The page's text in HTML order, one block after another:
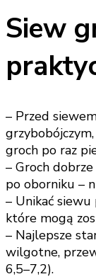
Siew
– Przed
groch po raz
– Groch
po oborniku –
– Unikać
które mogą
– Najlepsze
wilgotne,
6,5–7,2).